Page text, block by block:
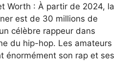
Worth : À partir de 2024, la
est de 30 millions de
célèbre rappeur dans
du hip-hop. Les amateurs
énormément son rap et ses